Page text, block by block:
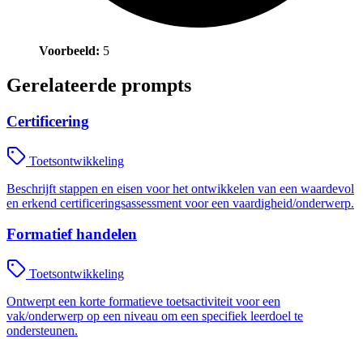
Voorbeeld: 5
Gerelateerde prompts
Certificering
Toetsontwikkeling
Beschrijft stappen en eisen voor het ontwikkelen van een waardevol
en erkend certificeringsassessment voor een vaardigheid/onderwerp.
Formatief handelen
Toetsontwikkeling
Ontwerpt een korte formatieve toetsactiviteit voor een
vak/onderwerp op een niveau om een specifiek leerdoel te
ondersteunen.